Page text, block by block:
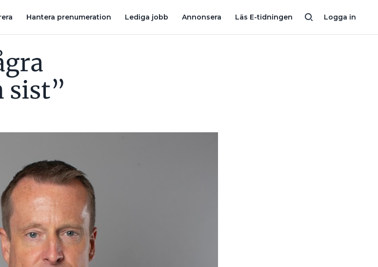
Logga in
Hantera prenumeration Lediga jobb Annonsera Läs E-tidningen
sist”
TAR MED HJÄLMEN IFALL STEFAN KOMMER UT I FÄLT’” REKORDMÅNGA UTLÄNDSKA ELEKTRIKER I SVERIGE